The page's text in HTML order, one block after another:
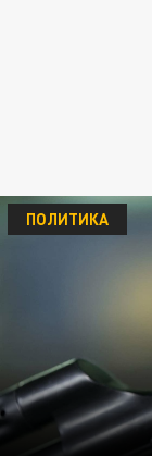
ПОЛИТИКА